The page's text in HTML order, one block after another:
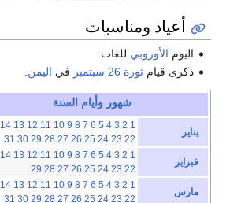
أعياد ومناسبات
اليوم الأوروبي للغات.
ذكرى قيامثورة 26 سبتمبر في اليمن
شهور وأيام السنة
يناير
1
2
3
4
5
6
7
8
9
10
11
12
13
14
22
23
24
25
26
27
28
29
30
31
فبراير
1
2
3
4
5
6
7
8
9
10
11
12
13
14
22
23
24
25
26
27
28
29
مارس
1
2
3
4
5
6
7
8
9
10
11
12
13
14
22
23
24
25
26
27
28
29
30
31